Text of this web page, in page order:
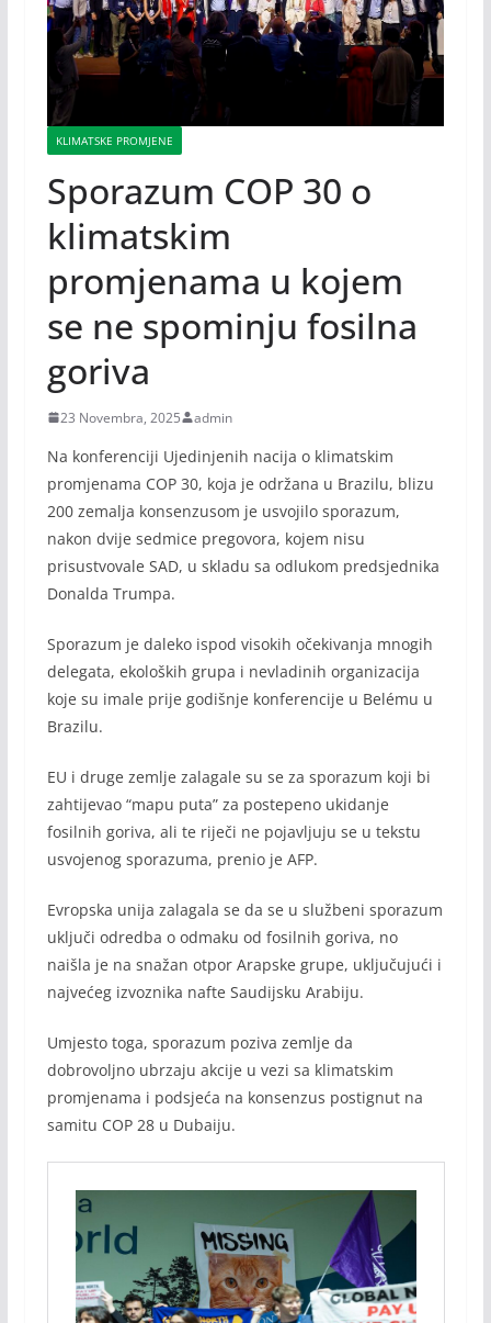
KLIMATSKE PROMJENE
Sporazum COP 30 o
klimatskim
promjenama u kojem
se ne spominju fosilna
goriva
23 Novembra, 2025 admin
Na konferenciji Ujedinjenih nacija o klimatskim
promjenama COP 30, koja je održana u Brazilu, blizu
200 zemalja konsenzusom je usvojilo sporazum,
nakon dvije sedmice pregovora, kojem nisu
prisustvovale SAD, u skladu sa odlukom predsjednika
Donalda Trumpa.
Sporazum je daleko ispod visokih očekivanja mnogih
delegata, ekoloških grupa i nevladinih organizacija
koje su imale prije godišnje konferencije u Belému u
Brazilu.
EU i druge zemlje zalagale su se za sporazum koji bi
zahtijevao “mapu puta” za postepeno ukidanje
fosilnih goriva, ali te riječi ne pojavljuju se u tekstu
usvojenog sporazuma, prenio je AFP.
Evropska unija zalagala se da se u službeni sporazum
uključi odredba o odmaku od fosilnih goriva, no
naišla je na snažan otpor Arapske grupe, uključujući i
najvećeg izvoznika nafte Saudijsku Arabiju.
Umjesto toga, sporazum poziva zemlje da
dobrovoljno ubrzaju akcije u vezi sa klimatskim
promjenama i podsjeća na konsenzus postignut na
samitu COP 28 u Dubaiju.